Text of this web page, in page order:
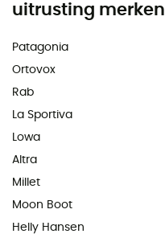
uitrusting merken
Patagonia
Ortovox
Rab
La Sportiva
Lowa
Altra
Millet
Moon Boot
Helly Hansen